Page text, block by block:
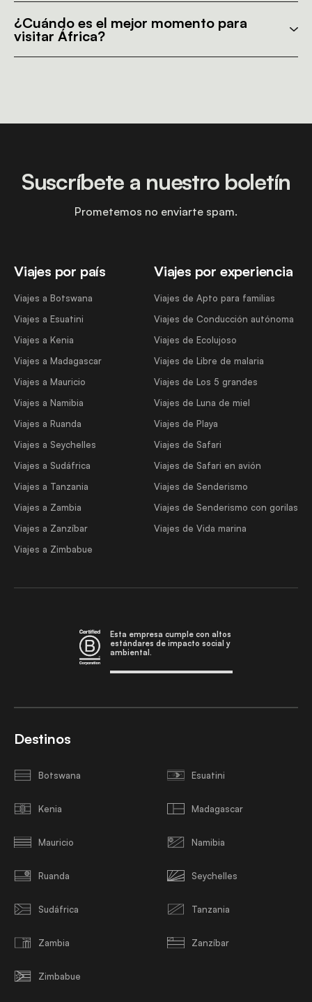
¿Cuándo es el mejor momento para
visitar África?
Viajes por país
Viajes a Botswana
Viajes a Esuatini
Viajes a Kenia
Viajes a Madagascar
Viajes a Mauricio
Viajes a Namibia
Viajes a Ruanda
Viajes a Seychelles
Viajes a Sudáfrica
Viajes a Tanzania
Viajes a Zambia
Viajes a Zanzíbar
Viajes a Zimbabue
Viajes por experiencia
Viajes de Apto para familias
Viajes de Conducción autónoma
Viajes de Ecolujoso
Viajes de Libre de malaria
Viajes de Los 5 grandes
Viajes de Luna de miel
Viajes de Playa
Viajes de Safari
Viajes de Safari en avión
Viajes de Senderismo
Viajes de Senderismo con gorilas
Viajes de Vida marina
Suscríbete a nuestro boletín
Prometemos no enviarte spam.
Esta empresa cumple con altos
estándares de impacto social y
ambiental.
Destinos
Botswana Esuatini
Kenia Madagascar
Mauricio Namibia
Ruanda Seychelles
Sudáfrica Tanzania
Zambia Zanzíbar
Zimbabue